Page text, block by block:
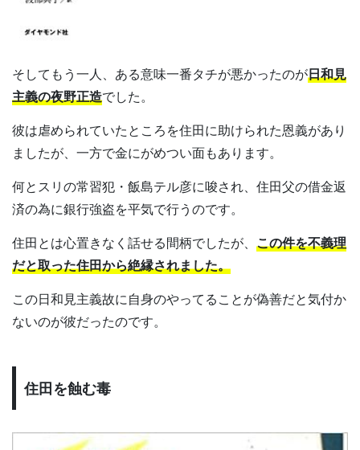
そしてもう一人、ある意味一番タチが悪かったのが日和見
主義の夜野正造でした。
彼は虐められていたところを住田に助けられた恩義があり
ましたが、一方で金にがめつい面もあります。
何とスリの常習犯・飯島テル彦に唆され、住田父の借金返
済の為に銀行強盗を平気で行うのです。
住田とは心置きなく話せる間柄でしたが、 この件を不義理
だと取った住田から絶縁されました。
この日和見主義故に自身のやってることが偽善だと気付か
ないのが彼だったのです。
住田を蝕む毒